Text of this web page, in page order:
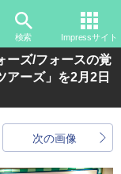
検索 Impressサイト
ーズ/フォースの覚
アーズ」を2月2日
次の画像